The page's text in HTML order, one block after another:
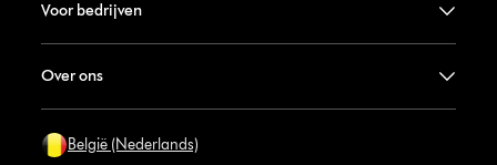
Voor bedrijven
Over ons
België (Nederlands)